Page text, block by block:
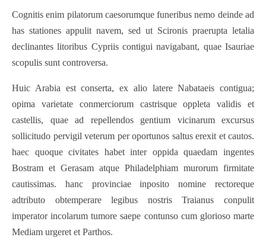
Cognitis enim pilatorum caesorumque funeribus nemo deinde ad
has stationes appulit navem, sed ut Scironis praerupta letalia
declinantes litoribus Cypriis contigui navigabant, quae Isauriae
scopulis sunt controversa.
Huic Arabia est conserta, ex alio latere Nabataeis contigua;
opima varietate conmerciorum castrisque oppleta validis et
castellis, quae ad repellendos gentium vicinarum excursus
sollicitudo pervigil veterum per oportunos saltus erexit et cautos.
haec quoque civitates habet inter oppida quaedam ingentes
Bostram et Gerasam atque Philadelphiam murorum firmitate
cautissimas. hanc provinciae inposito nomine rectoreque
adtributo obtemperare legibus nostris Traianus conpulit
imperator incolarum tumore saepe contunso cum glorioso marte
Mediam urgeret et Parthos.